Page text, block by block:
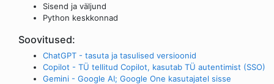
Sisend ja väljund
Python keskkonnad
Soovitused:
ChatGPT - tasuta ja tasulised versioonid
Copilot - TÜ tellitud Copilot, kasutab TÜ autentimist (SSO)
Gemini - Google AI; Google One kasutajatel sisse